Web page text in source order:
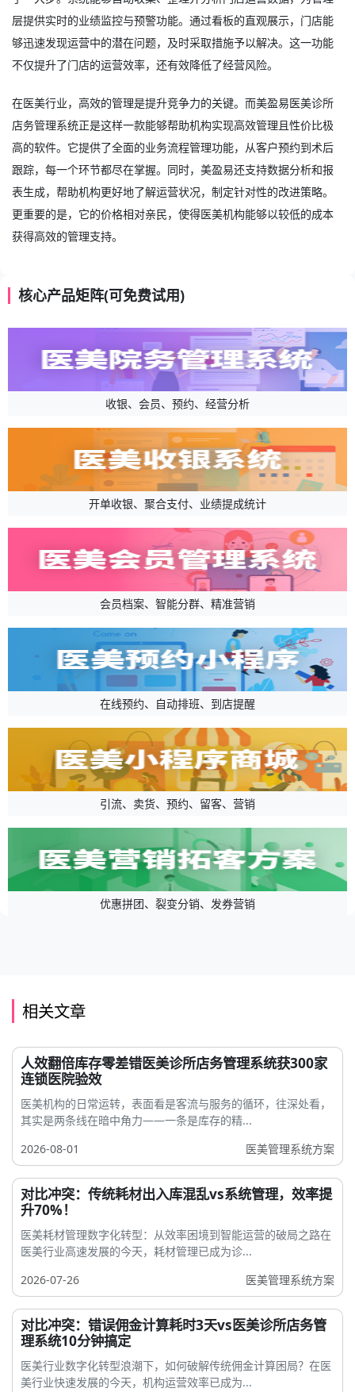
层提供实时的业绩监控与预警功能。通过看板的直观展示，门店能
够迅速发现运营中的潜在问题，及时采取措施予以解决。这一功能
不仅提升了门店的运营效率，还有效降低了经营风险。
在医美行业，高效的管理是提升竞争力的关键。而美盈易医美诊所
店务管理系统正是这样一款能够帮助机构实现高效管理且性价比极
高的软件。它提供了全面的业务流程管理功能，从客户预约到术后
跟踪，每一个环节都尽在掌握。同时，美盈易还支持数据分析和报
表生成，帮助机构更好地了解运营状况，制定针对性的改进策略。
更重要的是，它的价格相对亲民，使得医美机构能够以较低的成本
获得高效的管理支持。
核心产品矩阵(可免费试用)
收银、会员、预约、经营分析
开单收银、聚合支付、业绩提成统计
会员档案、智能分群、精准营销
在线预约、自动排班、到店提醒
引流、卖货、预约、留客、营销
优惠拼团、裂变分销、发券营销
相关文章
人效翻倍库存零差错医美诊所店务管理系统获300家
连锁医院验效
医美机构的日常运转，表面看是客流与服务的循环，往深处看，
其实是两条线在暗中角力——一条是库存的精...
2026-08-01
医美管理系统方案
对比冲突：传统耗材出入库混乱vs系统管理，效率提
升70%！
医美耗材管理数字化转型：从效率困境到智能运营的破局之路在
医美行业高速发展的今天，耗材管理已成为诊...
2026-07-26
医美管理系统方案
对比冲突：错误佣金计算耗时3天vs医美诊所店务管
理系统10分钟搞定
医美行业数字化转型浪潮下，如何破解传统佣金计算困局？在医
美行业快速发展的今天，机构运营效率已成为...